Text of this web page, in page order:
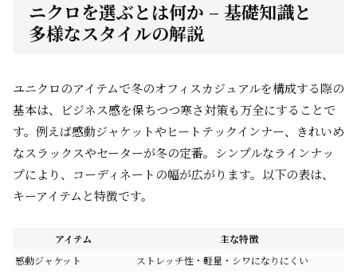
ニクロを選ぶとは何か – 基礎知識と
多様なスタイルの解説
ユニクロのアイテムで冬のオフィスカジュアルを構成する際の
基本は、ビジネス感を保ちつつ寒さ対策も万全にすることで
す。例えば感動ジャケットやヒートテックインナー、きれいめ
なスラックスやセーターが冬の定番。シンプルなラインナッ
プにより、コーディネートの幅が広がります。以下の表は、
キーアイテムと特徴です。
アイテム
主な特徴
感動ジャケット
ストレッチ性・軽量・シワになりにくい